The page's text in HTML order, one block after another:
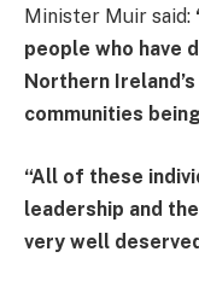
Minister Muir said:
people who have
Northern
communities
“All of these
leadership and
very well